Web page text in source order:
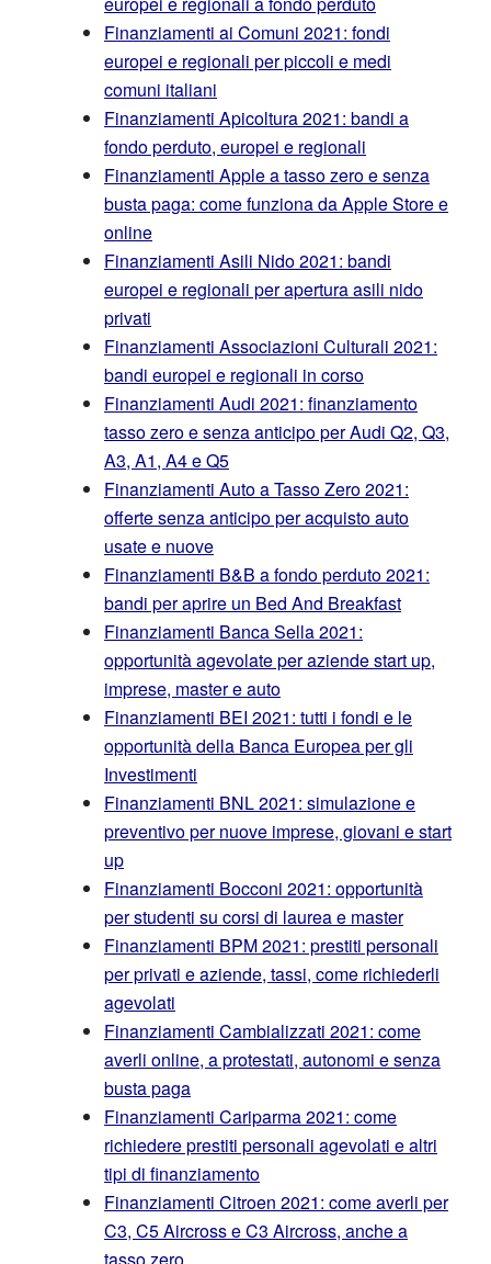
Finanziamenti ai Comuni 2021: fondi
europei e regionali per piccoli e medi
comuni italiani
Finanziamenti Apicoltura 2021: bandi a
fondo perduto, europei e regionali
Finanziamenti Apple a tasso zero e senza
busta paga: come funziona da Apple Store e
online
Finanziamenti Asili Nido 2021: bandi
europei e regionali per apertura asili nido
privati
Finanziamenti Associazioni Culturali 2021:
bandi europei e regionali in corso
Finanziamenti Audi 2021: finanziamento
tasso zero e senza anticipo per Audi Q2, Q3,
A3, A1, A4 e Q5
Finanziamenti Auto a Tasso Zero 2021:
offerte senza anticipo per acquisto auto
usate e nuove
Finanziamenti B&B a fondo perduto 2021:
bandi per aprire un Bed And Breakfast
Finanziamenti Banca Sella 2021:
opportunità agevolate per aziende start up,
imprese, master e auto
Finanziamenti BEI 2021: tutti i fondi e le
opportunità della Banca Europea per gli
Investimenti
Finanziamenti BNL 2021: simulazione e
preventivo per nuove imprese, giovani e start
up
Finanziamenti Bocconi 2021: opportunità
per studenti su corsi di laurea e master
Finanziamenti BPM 2021: prestiti personali
per privati e aziende, tassi, come richiederli
agevolati
Finanziamenti Cambializzati 2021: come
averli online, a protestati, autonomi e senza
busta paga
Finanziamenti Cariparma 2021: come
richiedere prestiti personali agevolati e altri
tipi di finanziamento
Finanziamenti Citroen 2021: come averli per
C3, C5 Aircross e C3 Aircross, anche a